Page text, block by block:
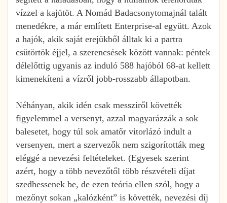
vízzel a kajütöt. A Nomád Badacsonytomajnál talált
menedékre, a már említett Enterprise-al együtt. Azok
a hajók, akik saját erejükből álltak ki a partra
csütörtök éjjel, a szerencsések között vannak: péntek
délelőttig ugyanis az induló 588 hajóból 68-at kellett
kimenekíteni a vízről jobb-rosszabb állapotban.
Néhányan, akik idén csak messziről követték
figyelemmel a versenyt, azzal magyarázzák a sok
balesetet, hogy túl sok amatőr vitorlázó indult a
versenyen, mert a szervezők nem szigorították meg
eléggé a nevezési feltételeket. (Egyesek szerint
azért, hogy a több nevezőtől több részvételi díjat
szedhessenek be, de ezen teória ellen szól, hogy a
mezőnyt sokan „kalózként” is követték, nevezési díj